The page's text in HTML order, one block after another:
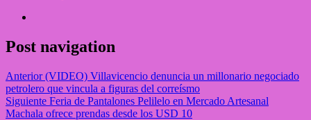
Post navigation
Anterior(VIDEO) Villavicencio denuncia un millonario negociado
petrolero que vincula a figuras del correísmo
Siguiente Feria de Pantalones Pelilelo en Mercado Artesanal
Machala ofrece prendas desde los USD 10